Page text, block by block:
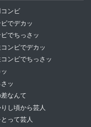
ンビ
ビでデカッ
ビでちっさッ
ンビでデカッ
ンビでちっさッ
ッ
なんて
し頃から芸人
って芸人